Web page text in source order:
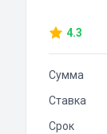
4.3
Сумма
Ставка
Срок